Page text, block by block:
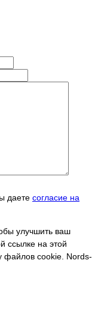
даете согласие на
улучшить ваш
ссылке на этой
файлов cookie. Nords-